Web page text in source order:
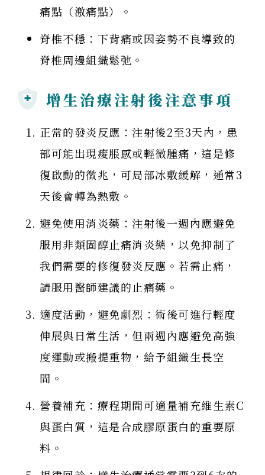
痛點（激痛點）。
脊椎不穩：下背痛或因姿勢不良導致的
脊椎周邊組織鬆弛。
增生治療注射後注意事項
正常的發炎反應：注射後2至3天內，患
部可能出現痠脹感或輕微腫痛，這是修
復啟動的徵兆，可局部冰敷緩解，通常3
天後會轉為熱敷。
避免使用消炎藥：注射後一週內應避免
服用非類固醇止痛消炎藥，以免抑制了
我們需要的修復發炎反應。若需止痛，
請服用醫師建議的止痛藥。
適度活動，避免劇烈：術後可進行輕度
伸展與日常生活，但兩週內應避免高強
度運動或搬提重物，給予組織生長空
間。
營養補充：療程期間可適量補充維生素C
與蛋白質，這是合成膠原蛋白的重要原
料。